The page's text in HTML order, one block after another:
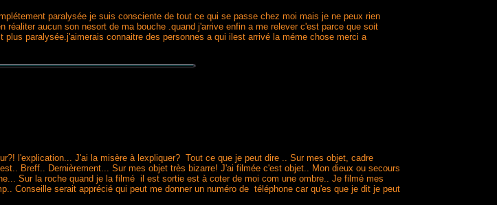
paralysée je suis consciente de tout ce qui se passe chez moi mais je ne peux rien
aucun son nesort de ma bouche .quand j'arrive enfin a me relever c'est parce que soit
paralysée.j'aimerais connaitre des personnes a qui ilest arrivé la méme chose merci a
l'explication... J'ai la misère à lexpliquer? Tout ce que je peut dire .. Sur mes objet, cadre
Breff.. Dernièrement... Sur mes objet très bizarre! J'ai filmée c'est objet.. Mon dieux ou secours
Sur la roche quand je la filmé il est sortie est à coter de moi com une ombre.. Je filmé mes
Conseille serait apprécié qui peut me donner un numéro de téléphone car qu'es que je dit je peut